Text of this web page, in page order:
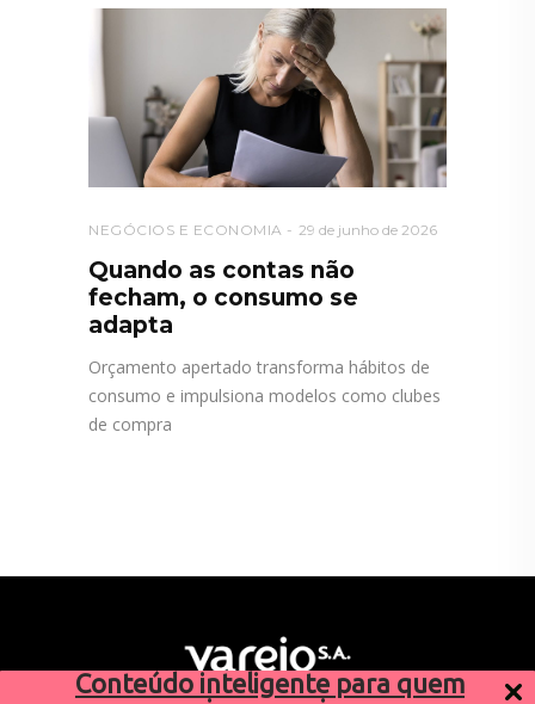
Conteúdo inteligente para quem
NEGÓCIOS E ECONOMIA 29 de junho de 2026
Quando as contas não
fecham, o consumo se
adapta
Orçamento apertado transforma hábitos de
consumo e impulsiona modelos como clubes
de compra